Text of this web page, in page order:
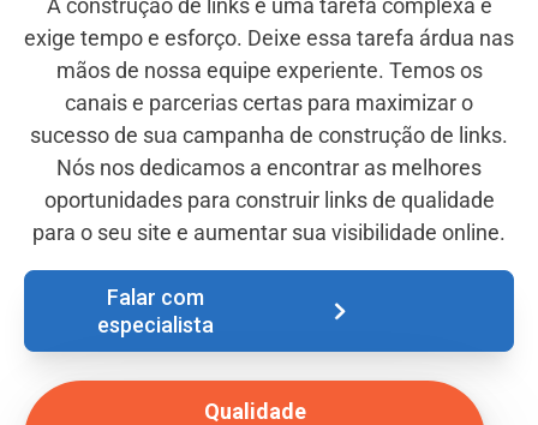
A construção de links é uma tarefa complexa e
exige tempo e esforço. Deixe essa tarefa árdua nas
mãos de nossa equipe experiente. Temos os
canais e parcerias certas para maximizar o
sucesso de sua campanha de construção de links.
Nós nos dedicamos a encontrar as melhores
oportunidades para construir links de qualidade
para o seu site e aumentar sua visibilidade online.
Falar com
especialista
Qualidade